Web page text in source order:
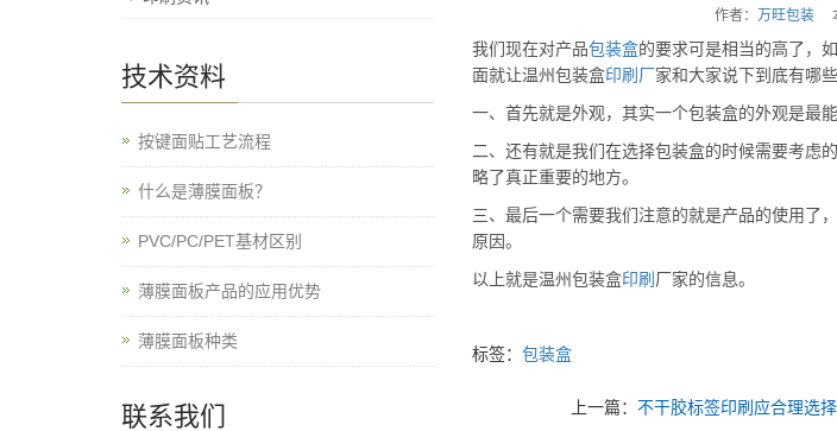
作者： 万旺包装
我们现在对产品包装盒的要求可是相当的高了，
面就让温州包装盒印刷厂家和大家说下到底有哪
一、首先就是外观，其实一个包装盒的外观是最
二、还有就是我们在选择包装盒的时候需要考虑
略了真正重要的地方。
三、最后一个需要我们注意的就是产品的使用了
原因。
以上就是温州包装盒印刷 厂家的信息。
标签： 包装盒
上一篇：不干胶标签印刷应合理选
技术资料
按键面贴工艺流程
什么是薄膜面板？
PVC/PC/PET基材区别
薄膜面板产品的应用优势
薄膜面板种类
联系我们